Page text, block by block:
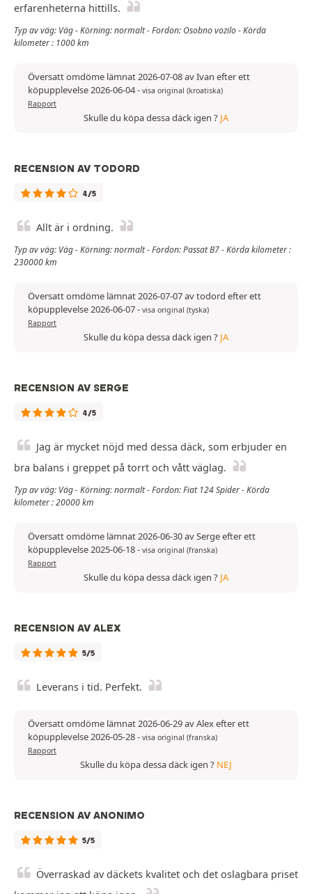
erfarenheterna hittills.
Typ av väg: Väg - Körning: normalt - Fordon: Osobno vozilo - Körda
kilometer : 1000 km
Översatt omdöme lämnat 2026-07-08 av Ivan efter ett
köpupplevelse 2026-06-04- visa original (kroatiska)
Rapport
Skulle du köpa dessa däck igen ? JA
RECENSION AV TODORD
4/5
Allt är i ordning.
Typ av väg: Väg - Körning: normalt - Fordon: Passat B7 - Körda kilometer :
230000 km
Översatt omdöme lämnat 2026-07-07 av todord efter ett
köpupplevelse 2026-06-07- visa original (tyska)
Rapport
Skulle du köpa dessa däck igen ? JA
RECENSION AV SERGE
4/5
Jag är mycket nöjd med dessa däck, som erbjuder en
bra balans i greppet på torrt och vått väglag.
Typ av väg: Väg - Körning: normalt - Fordon: Fiat 124 Spider - Körda
kilometer : 20000 km
Översatt omdöme lämnat 2026-06-30 av Serge efter ett
köpupplevelse 2025-06-18- visa original (franska)
Rapport
Skulle du köpa dessa däck igen ? JA
RECENSION AV ALEX
5/5
Leverans i tid. Perfekt.
Översatt omdöme lämnat 2026-06-29 av Alex efter ett
köpupplevelse 2026-05-28- visa original (franska)
Rapport
Skulle du köpa dessa däck igen ? NEJ
RECENSION AV ANONIMO
5/5
Överraskad av däckets kvalitet och det oslagbara priset